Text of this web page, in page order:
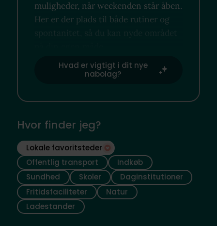
muligheder, når weekenden står åben.
Her er der plads til både rutiner og
spontanitet, så du kan nyde området
Hvad er vigtigt i dit nye
nabolag?
Hvor finder jeg?
Lokale favoritsteder
Offentlig transport
Indkøb
Sundhed
Skoler
Daginstitutioner
Fritidsfaciliteter
Natur
Ladestander